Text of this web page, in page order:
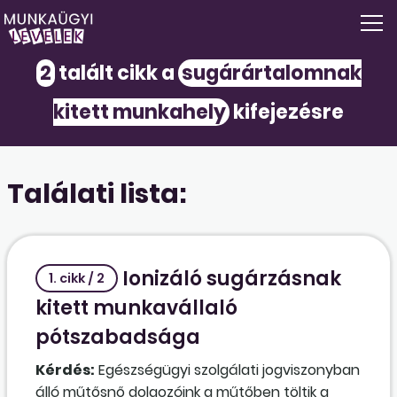
2talált cikk a sugárártalomnak
kitett munkahely kifejezésre
Találati lista:
1. cikk / 2
Ionizáló sugárzásnak
kitett munkavállaló
pótszabadsága
Kérdés: Egészségügyi szolgálati jogviszonyban
álló műtősnő dolgozóink a műtőben töltik a